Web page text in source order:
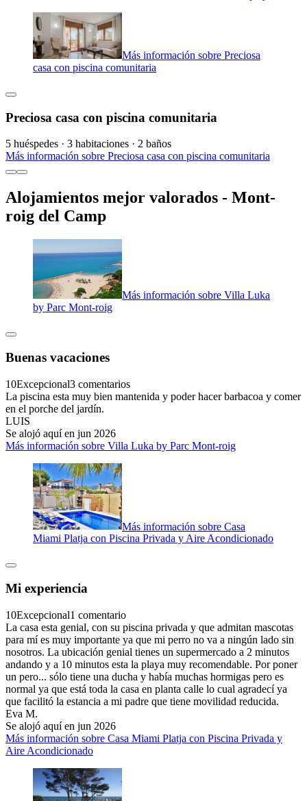
Más información sobre Preciosa
casa con piscina comunitaria
Preciosa casa con piscina comunitaria
5 huéspedes · 3 habitaciones · 2 baños
Más información sobre Preciosa casa con piscina comunitaria
Alojamientos mejor valorados - Mont-
roig del Camp
Más información sobre Villa Luka
by Parc Mont-roig
Buenas vacaciones
10Excepcional3 comentarios
La piscina esta muy bien mantenida y poder hacer barbacoa y comer
en el porche del jardín.
LUIS
Se alojó aquí en jun 2026
Más información sobre Villa Luka by Parc Mont-roig
Más información sobre Casa
Miami Platja con Piscina Privada y Aire Acondicionado
Mi experiencia
10Excepcional1 comentario
La casa esta genial, con su piscina privada y que admitan mascotas
para mí es muy importante ya que mi perro no va a ningún lado sin
nosotros. La ubicación genial tienes un supermercado a 2 minutos
andando y a 10 minutos esta la playa muy recomendable. Por poner
un pero... sólo tiene una ducha y había muchas hormigas pero es
normal ya que está toda la casa en planta calle lo cual agradecí ya
que facilitó la estancia a mi padre que tiene movilidad reducida.
Eva M.
Se alojó aquí en jun 2026
Más información sobre Casa Miami Platja con Piscina Privada y
Aire Acondicionado